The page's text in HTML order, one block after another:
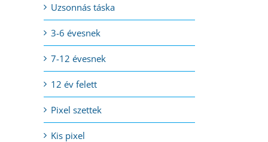
Uzsonnás táska
3-6 évesnek
7-12 évesnek
12 év felett
Pixel szettek
Kis pixel